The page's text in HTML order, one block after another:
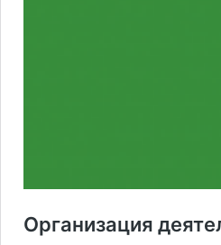
Организация